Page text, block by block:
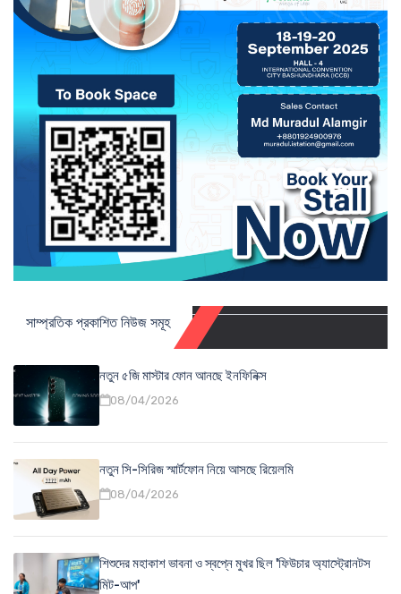
সাম্প্রতিক প্রকাশিত নিউজ সমূহ
নতুন ৫জি মাস্টার ফোন আনছে ইনফিনিক্স
08/04/2026
নতুন সি-সিরিজ স্মার্টফোন নিয়ে আসছে রিয়েলমি
08/04/2026
শিশুদের মহাকাশ ভাবনা ও স্বপ্নে মুখর ছিল 'ফিউচার অ্যাস্ট্রোনটস
মিট-আপ'